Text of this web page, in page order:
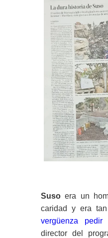
Suso era un
caridad y era
vergüenza pedir
director del